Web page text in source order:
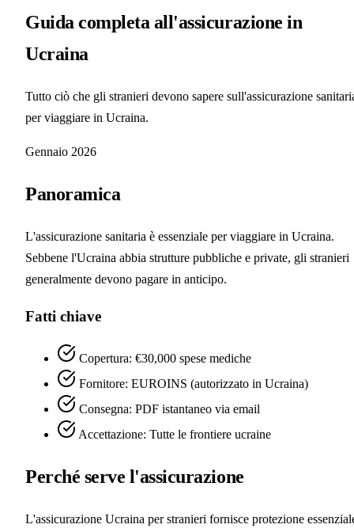
Guida completa all'assicurazione in
Ucraina
Tutto ciò che gli stranieri devono sapere sull'assicurazione
per viaggiare in Ucraina.
Gennaio 2026
Panoramica
L'assicurazione sanitaria è essenziale per viaggiare in Ucraina.
Sebbene l'Ucraina abbia strutture pubbliche e private, gli stranieri
generalmente devono pagare in anticipo.
Fatti chiave
Copertura: €30,000 spese mediche
Fornitore: EUROINS (autorizzato in Ucraina)
Consegna: PDF istantaneo via email
Accettazione: Tutte le frontiere ucraine
Perché serve l'assicurazione
L'assicurazione Ucraina per stranieri fornisce protezione